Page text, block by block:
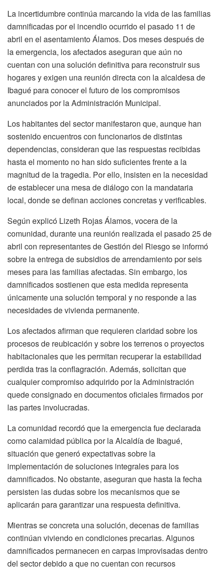
La incertidumbre continúa marcando la vida de las familias
damnificadas por el incendio ocurrido el pasado 11 de
abril en el asentamiento Álamos. Dos meses después de
la emergencia, los afectados aseguran que aún no
cuentan con una solución definitiva para reconstruir sus
hogares y exigen una reunión directa con la alcaldesa de
Ibagué para conocer el futuro de los compromisos
anunciados por la Administración Municipal.
Los habitantes del sector manifestaron que, aunque han
sostenido encuentros con funcionarios de distintas
dependencias, consideran que las respuestas recibidas
hasta el momento no han sido suficientes frente a la
magnitud de la tragedia. Por ello, insisten en la necesidad
de establecer una mesa de diálogo con la mandataria
local, donde se definan acciones concretas y verificables.
Según explicó Lizeth Rojas Álamos, vocera de la
comunidad, durante una reunión realizada el pasado 25 de
abril con representantes de Gestión del Riesgo se informó
sobre la entrega de subsidios de arrendamiento por seis
meses para las familias afectadas. Sin embargo, los
damnificados sostienen que esta medida representa
únicamente una solución temporal y no responde a las
necesidades de vivienda permanente.
Los afectados afirman que requieren claridad sobre los
procesos de reubicación y sobre los terrenos o proyectos
habitacionales que les permitan recuperar la estabilidad
perdida tras la conflagración. Además, solicitan que
cualquier compromiso adquirido por la Administración
quede consignado en documentos oficiales firmados por
las partes involucradas.
La comunidad recordó que la emergencia fue declarada
como calamidad pública por la Alcaldía de Ibagué,
situación que generó expectativas sobre la
implementación de soluciones integrales para los
damnificados. No obstante, aseguran que hasta la fecha
persisten las dudas sobre los mecanismos que se
aplicarán para garantizar una respuesta definitiva.
Mientras se concreta una solución, decenas de familias
continúan viviendo en condiciones precarias. Algunos
damnificados permanecen en carpas improvisadas dentro
del sector debido a que no cuentan con recursos